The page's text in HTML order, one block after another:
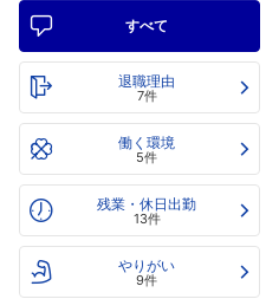
すべて
退職理由
7件
働く環境
5件
残業・休日出勤
13件
やりがい
9件